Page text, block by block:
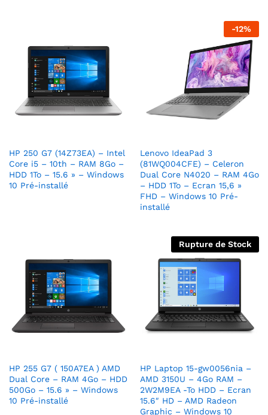
HP 250 G7 (14Z73EA) – Intel
Core i5 – 10th – RAM 8Go –
HDD 1To – 15.6 » – Windows
10 Pré-installé
-12%
Lenovo IdeaPad 3
(81WQ004CFE) – Celeron
Dual Core N4020 – RAM 4Go
– HDD 1To – Ecran 15,6 »
FHD – Windows 10 Pré-
installé
HP 255 G7 ( 150A7EA ) AMD
Dual Core – RAM 4Go – HDD
500Go – 15.6 » – Windows
10 Pré-installé
Rupture de Stock
HP Laptop 15-gw0056nia –
AMD 3150U – 4Go RAM –
2W2M9EA -To HDD – Ecran
15.6″ HD – AMD Radeon
Graphic – Windows 10